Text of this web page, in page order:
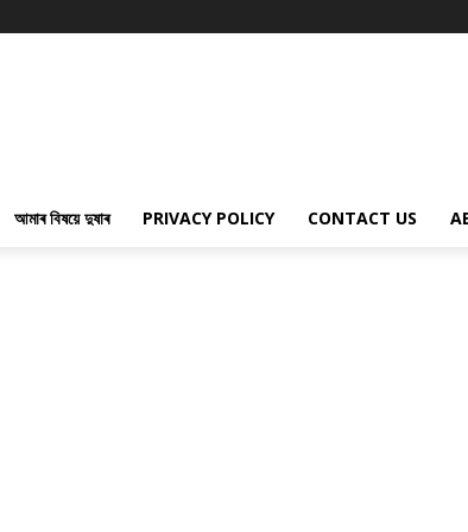
আমাৰ বিষয়ে দুষাৰ PRIVACY POLICY CONTACT US